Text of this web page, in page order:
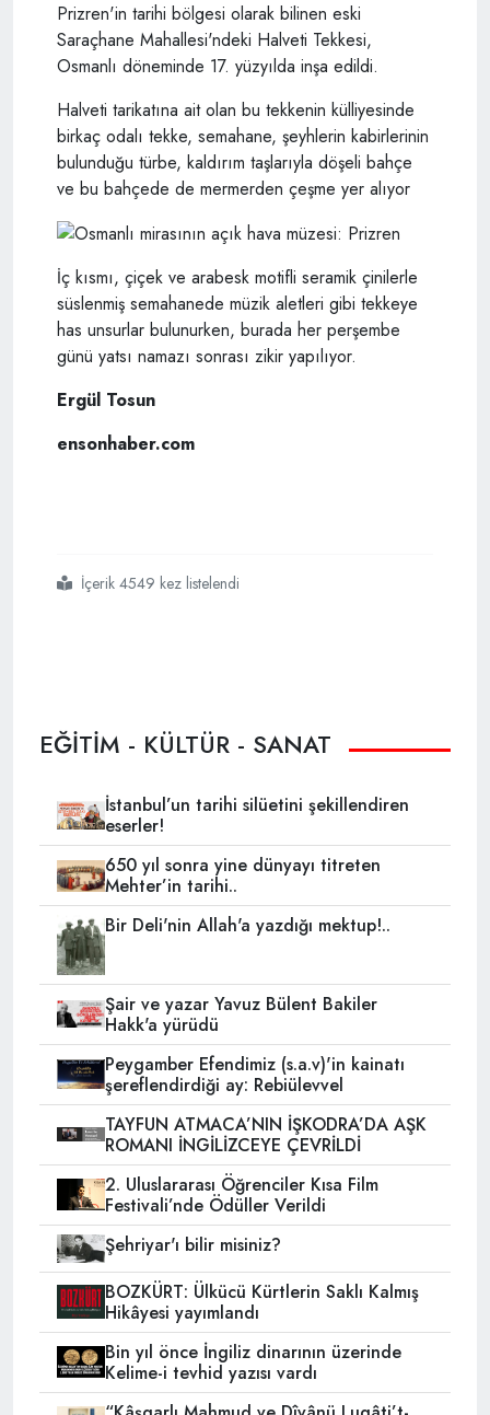
Prizren'in tarihi bölgesi olarak bilinen eski
Saraçhane Mahallesi'ndeki Halveti Tekkesi,
Osmanlı döneminde 17. yüzyılda inşa edildi.
Halveti tarikatına ait olan bu tekkenin külliyesinde
birkaç odalı tekke, semahane, şeyhlerin kabirlerinin
bulunduğu türbe, kaldırım taşlarıyla döşeli bahçe
ve bu bahçede de mermerden çeşme yer alıyor
İç kısmı, çiçek ve arabesk motifli seramik çinilerle
süslenmiş semahanede müzik aletleri gibi tekkeye
has unsurlar bulunurken, burada her perşembe
günü yatsı namazı sonrası zikir yapılıyor.
Ergül Tosun
ensonhaber.com
#osmanlı
#mirasının
#açık
#hava
#müzesi
#prizrenİçerik 4549 kez listelendi
EĞİTİM - KÜLTÜR - SANAT
İstanbul’un tarihi silüetini şekillendiren
eserler!
650 yıl sonra yine dünyayı titreten
Mehter’in tarihi..
Bir Deli'nin Allah'a yazdığı mektup!..
Şair ve yazar Yavuz Bülent Bakiler
Hakk'a yürüdü
Peygamber Efendimiz (s.a.v)'in kainatı
şereflendirdiği ay: Rebiülevvel
TAYFUN ATMACA’NIN İŞKODRA’DA AŞK
ROMANI İNGİLİZCEYE ÇEVRİLDİ
2. Uluslararası Öğrenciler Kısa Film
Festivali’nde Ödüller Verildi
Şehriyar'ı bilir misiniz?
BOZKÜRT: Ülkücü Kürtlerin Saklı Kalmış
Hikâyesi yayımlandı
Bin yıl önce İngiliz dinarının üzerinde
Kelime-i tevhid yazısı vardı